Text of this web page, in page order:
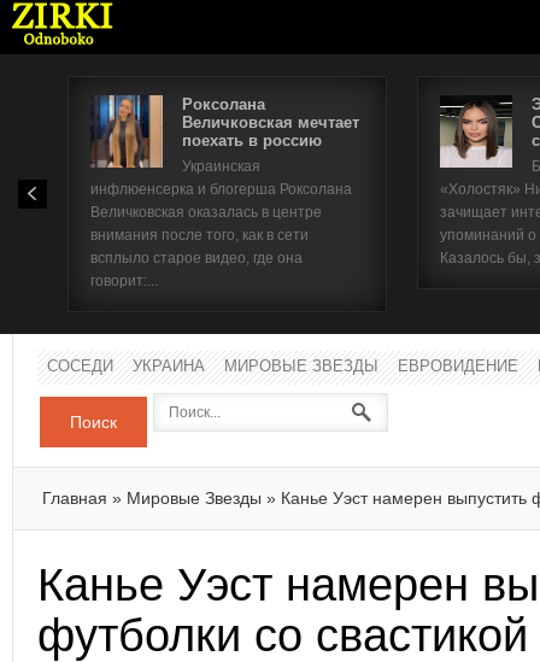
Роксолана
Величковская мечтает
поехать в россию
Украинская
инфлюенсерка и блогерша Роксолана
Величковская оказалась в центре
внимания после того, как в сети
всплыло старое видео, где она
говорит:...
«Холостяк»
зачищает
упоминаний
Казалось бы,
СОСЕДИ УКРАИНА МИРОВЫЕ ЗВЕЗДЫ ЕВРОВИДЕНИЕ
Поиск
Главная » Мировые Звезды » Канье Уэст намерен выпустить
Канье Уэст намерен
футболки со свастикой
Имя